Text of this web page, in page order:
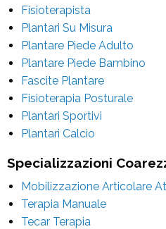
Fisioterapista
Plantari Su Misura
Plantare Piede Adulto
Plantare Piede Bambino
Fascite Plantare
Fisioterapia Posturale
Plantari Sportivi
Plantari Calcio
Specializzazioni
Mobilizzazione Articolare
Terapia Manuale
Tecar Terapia